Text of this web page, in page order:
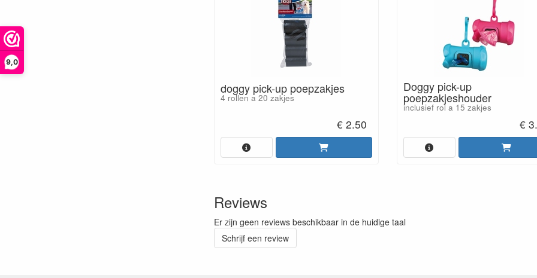
9,0
doggy pick-up poepzakjes
4 rollen a 20 zakjes
€ 2.50
Doggy pick-up
poepzakjeshouder
inclusief rol a 15 zakjes
€
Reviews
Er zijn geen reviews beschikbaar in de huidige taal
Schrijf een review